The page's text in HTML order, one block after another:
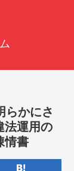
らかにさ
法運用の
情書